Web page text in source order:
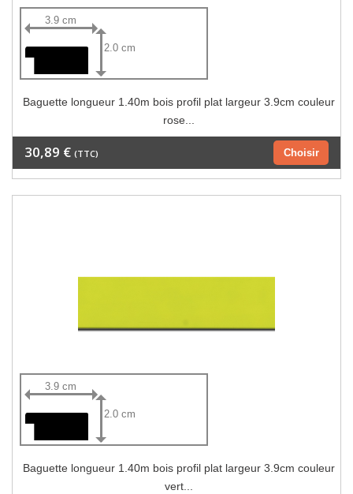
3.9 cm
2.0 cm
Baguette longueur 1.40m bois profil plat largeur 3.9cm couleur
rose...
Choisir
30,89 € (TTC)
3.9 cm
2.0 cm
Baguette longueur 1.40m bois profil plat largeur 3.9cm couleur
vert...